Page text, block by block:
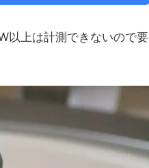
以上は計測できないので要